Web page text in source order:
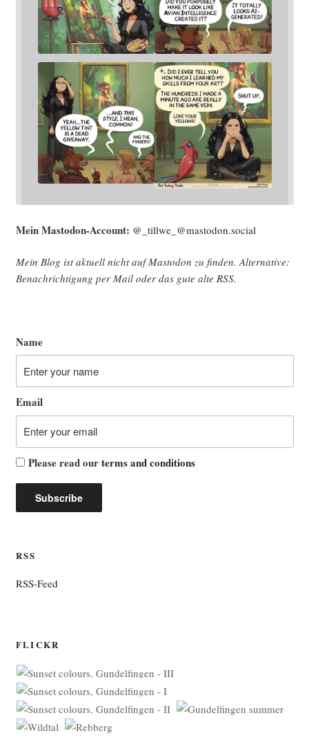
Mein Mast­o­don-Account: @_tillwe_@mastodon.social
Mein Blog ist aktu­ell nicht auf Mast­o­don zu fin­den. Alter­na­ti­ve:
Benach­rich­ti­gung per Mail oder das gute alte RSS.
Name
Email
Please read ourterms and conditions
RSS
RSS-Feed
FLICKR